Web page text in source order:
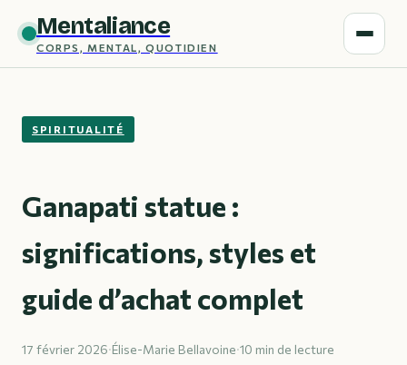
Mentaliance
CORPS, MENTAL, QUOTIDIEN
SPIRITUALITÉ
Ganapati statue :
significations, styles et
guide d’achat complet
17 février 2026·Élise-Marie Bellavoine·10 min de lecture